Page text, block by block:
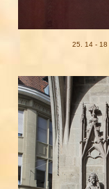
25. 14 -